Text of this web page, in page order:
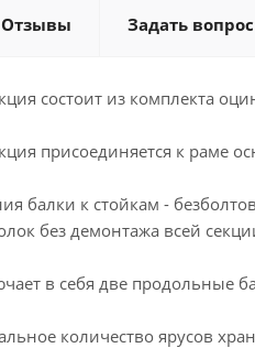
Отзывы Задать вопрос
состоит из комплекта
присоединяется к раме
балки к стойкам -
без демонтажа всей
в себя две продольные
количество ярусов